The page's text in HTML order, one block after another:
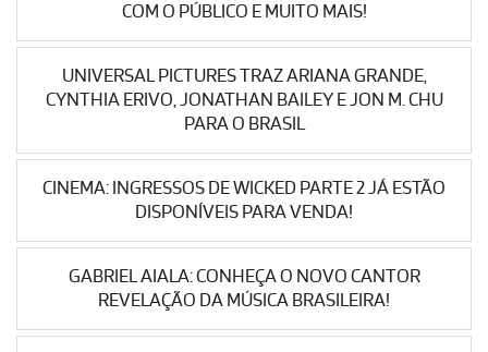
COM O PÚBLICO E MUITO MAIS!
UNIVERSAL PICTURES TRAZ ARIANA GRANDE,
CYNTHIA ERIVO, JONATHAN BAILEY E JON M. CHU
PARA O BRASIL
CINEMA: INGRESSOS DE WICKED PARTE 2 JÁ ESTÃO
DISPONÍVEIS PARA VENDA!
GABRIEL AIALA: CONHEÇA O NOVO CANTOR
REVELAÇÃO DA MÚSICA BRASILEIRA!